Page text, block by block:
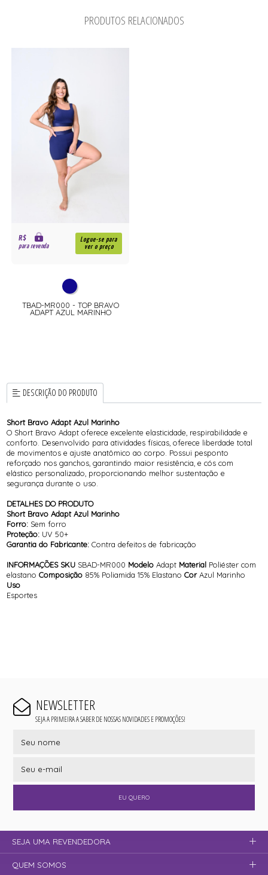
PRODUTOS RELACIONADOS
R$
para revenda
Logue-se para
ver o preço
TBAD-MR000 - TOP BRAVO
ADAPT AZUL MARINHO
DESCRIÇÃO DO PRODUTO
Short Bravo Adapt Azul Marinho
O Short Bravo Adapt oferece excelente elasticidade, respirabilidade e
conforto. Desenvolvido para atividades físicas, oferece liberdade total
de movimentos e ajuste anatômico ao corpo. Possui pesponto
reforçado nos ganchos, garantindo maior resistência, e cós com
elástico personalizado, proporcionando melhor sustentação e
segurança durante o uso.
DETALHES DO PRODUTO
Short Bravo Adapt Azul Marinho
Forro: Sem forro
Proteção: UV 50+
Garantia do Fabricante:Contra defeitos de fabricação
INFORMAÇÕES SKU SBAD-MR000 Modelo Adapt Material Poliéster com
elastanoComposição 85% Poliamida 15% ElastanoCorAzul Marinho
Uso
Esportes
NEWSLETTER
SEJA A PRIMEIRA A SABER DE NOSSAS NOVIDADES E PROMOÇÕES!
EU QUERO
SEJA UMA REVENDEDORA
QUEM SOMOS